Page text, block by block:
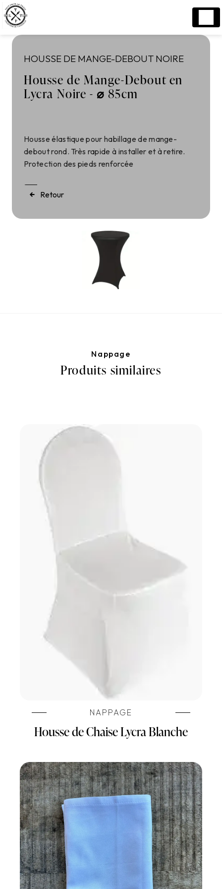
HOUSSE DE MANGE-DEBOUT NOIRE
Housse de Mange-Debout en
Lycra Noire - ⌀ 85cm
Housse élastique pour habillage de mange-
debout rond. Très rapide à installer et à retire.
Protection des pieds renforcée
Retour
Nappage
Produits similaires
NAPPAGE
Housse de Chaise Lycra Blanche
Panneau de gestion des cookies